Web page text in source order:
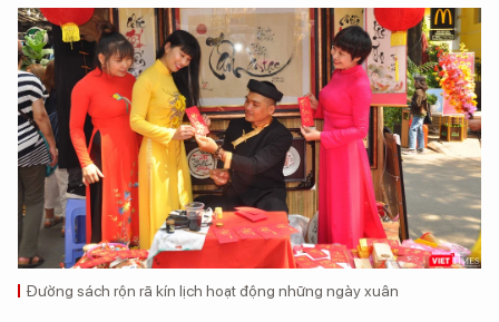
Đường sách rộn rã kín lịch hoạt động những ngày xuân